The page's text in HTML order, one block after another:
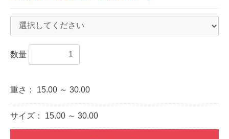
数量
重さ： 15.00 ～ 30.00
サイズ： 15.00 ～ 30.00